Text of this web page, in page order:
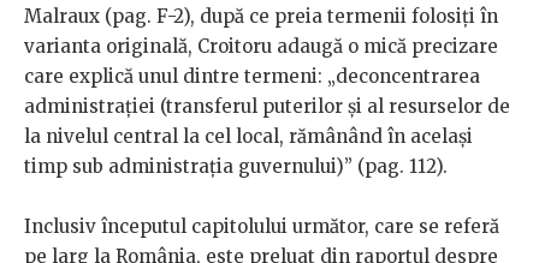
Malraux (pag. F-2), după ce preia termenii folosiți în
varianta originală, Croitoru adaugă o mică precizare
care explică unul dintre termeni: „deconcentrarea
administrației (transferul puterilor și al resurselor de
la nivelul central la cel local, rămânând în același
timp sub administrația guvernului)” (pag. 112).
Inclusiv începutul capitolului următor, care se referă
pe larg la România, este preluat din raportul despre